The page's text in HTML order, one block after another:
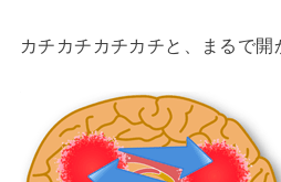
カチカチカチカチと、まるで開